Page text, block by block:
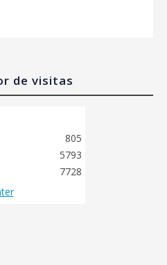
de visitas
805
5793
7728